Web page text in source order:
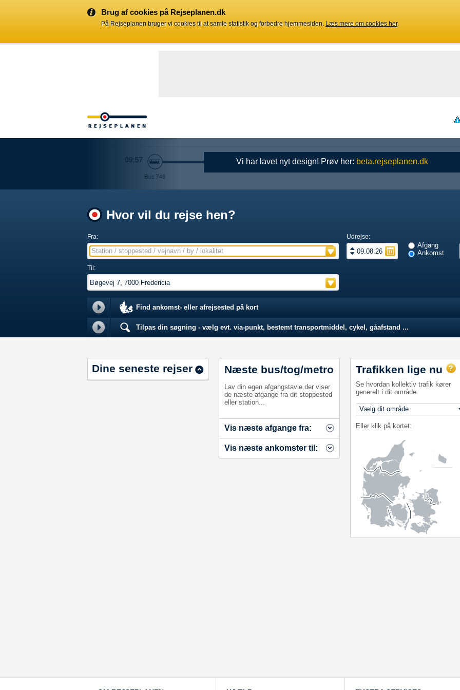
Brug af cookies på Rejseplanen.dk
På Rejseplanen bruger vi cookies til at samle statistik og forbedre hjemmesiden. Læs mere om cookies her.
Vi har lavet nyt design! Prøv her: beta.rejseplanen.dk
Hvor vil du rejse hen?
Fra:
Station / stoppested / vejnavn / by / lokalitet
Udrejse:
Afgang
Ankomst
Til:
Find ankomst- eller afrejsested på kort
Tilpas din søgning - vælg evt. via-punkt, bestemt transportmiddel, cykel, gåafstand ...
Dine seneste rejser Næste bus/tog/metro
Lav din egen afgangstavle der viser
de næste afgange fra dit stoppested
eller station...
Vis næste afgange fra:
Vis næste ankomster til:
Trafikken lige nu
Se hvordan kollektiv trafik kører
generelt i dit område.
Eller klik på kortet: